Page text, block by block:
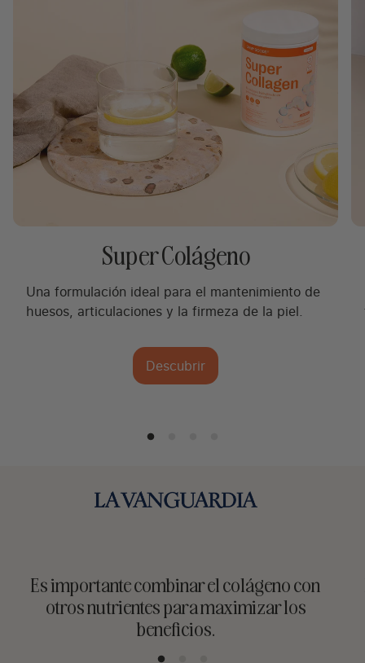
Super Colágeno
Una formulación ideal para el mantenimiento de
huesos, articulaciones y la firmeza de la piel.
Descubrir
Es importante combinar el colágeno con
otros nutrientes para maximizar los
beneficios.